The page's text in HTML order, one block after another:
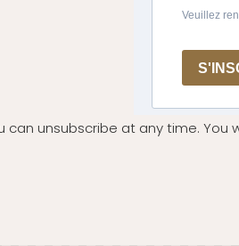
can unsubscribe at any time.